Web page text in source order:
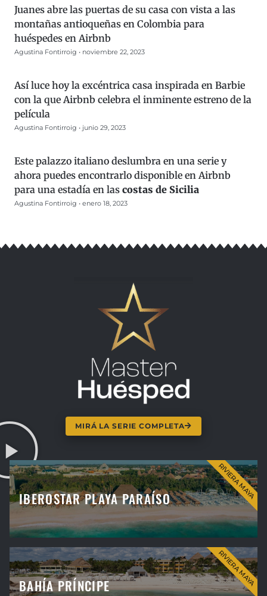
Juanes abre las puertas de su casa con vista a las
montañas antioqueñas en Colombia para
huéspedes en Airbnb
Agustina Fontirroig noviembre 22, 2023
Así luce hoy la excéntrica casa inspirada en Barbie
con la que Airbnb celebra el inminente estreno de la
película
Agustina Fontirroig junio 29, 2023
Este palazzo italiano deslumbra en una serie y
ahora puedes encontrarlo disponible en Airbnb
para una estadía en las costas de Sicilia
Agustina Fontirroig enero 18, 2023
MIRÁ LA SERIE COMPLETA
IBEROSTAR PLAYA PARAÍSO RIVIERA MAYA
BAHÍA PRÍNCIPE RIVIERA MAYA